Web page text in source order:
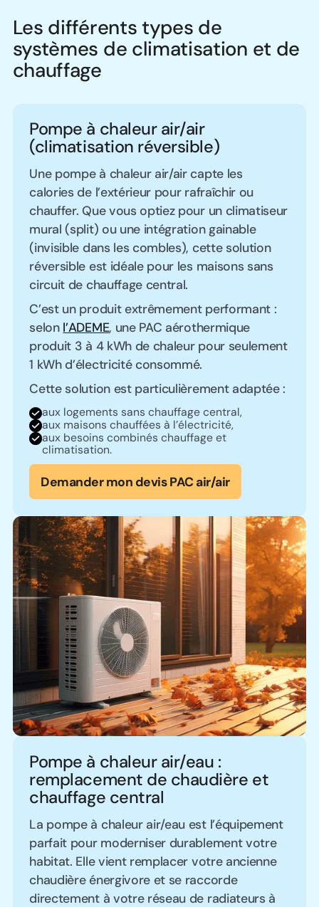
Les différents types de
systèmes de climatisation et de
chauffage
Pompe à chaleur air/air
(climatisation réversible)
Une pompe à chaleur air/air capte les
calories de l’extérieur pour rafraîchir ou
chauffer. Que vous optiez pour un climatiseur
mural (split) ou une intégration gainable
(invisible dans les combles), cette solution
réversible est idéale pour les maisons sans
circuit de chauffage central.
C’est un produit extrêmement performant :
selon l’ADEME, une PAC aérothermique
produit 3 à 4 kWh de chaleur pour seulement
1 kWh d’électricité consommé.
Cette solution est particulièrement adaptée :
aux logements sans chauffage central,
aux maisons chauffées à l’électricité,
aux besoins combinés chauffage et
climatisation.
Demander mon devis PAC air/air
Pompe à chaleur air/eau :
remplacement de chaudière et
chauffage central
La pompe à chaleur air/eau est l’équipement
parfait pour moderniser durablement votre
habitat. Elle vient remplacer votre ancienne
chaudière énergivore et se raccorde
directement à votre réseau de radiateurs à